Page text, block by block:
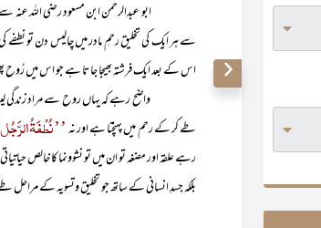
ابو عبدالرحمن ابن مسعود رضی اللہ عنہ سے
سے ہر ایک کی تخلیق رحمِ مادر میں چالیس دن تو
اس کے بعد ایک فرشتہ بھیجا جا تا ہے جو اس میں
واضح رہے کہ یہاں روح سے مراد زندگی
طے کر کے رحم میں پہنچتا ہے اور نہ
رہے علقہ اور مضغہ تو ان میں تو نشوونما کا خالص
بلکہ جسدِ انسانی کے ساتھ جو تخلیق وتسویہ کے